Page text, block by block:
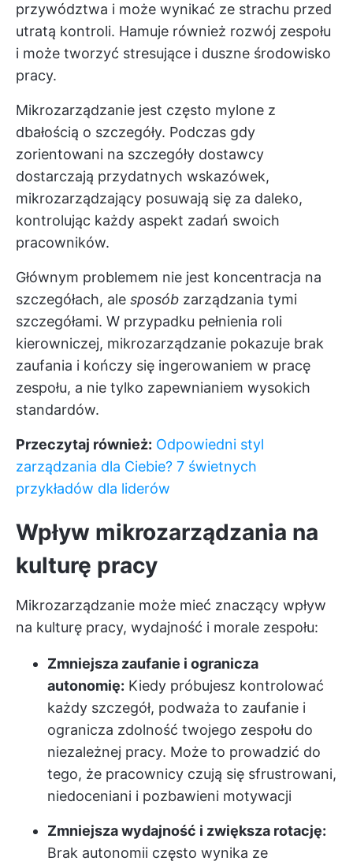
przywództwa i może wynikać ze strachu przed
utratą kontroli. Hamuje również rozwój zespołu
i może tworzyć stresujące i duszne środowisko
pracy.
Mikrozarządzanie jest często mylone z
dbałością o szczegóły. Podczas gdy
zorientowani na szczegóły dostawcy
dostarczają przydatnych wskazówek,
mikrozarządzający posuwają się za daleko,
kontrolując każdy aspekt zadań swoich
pracowników.
Głównym problemem nie jest koncentracja na
szczegółach, ale sposób zarządzania tymi
szczegółami. W przypadku pełnienia roli
kierowniczej, mikrozarządzanie pokazuje brak
zaufania i kończy się ingerowaniem w pracę
zespołu, a nie tylko zapewnianiem wysokich
standardów.
Przeczytaj również: Odpowiedni styl
zarządzania dla Ciebie? 7 świetnych
przykładów dla liderów
Wpływ mikrozarządzania na
kulturę pracy
Mikrozarządzanie może mieć znaczący wpływ
na kulturę pracy, wydajność i morale zespołu:
Zmniejsza zaufanie i ogranicza
autonomię: Kiedy próbujesz kontrolować
każdy szczegół, podważa to zaufanie i
ogranicza zdolność twojego zespołu do
niezależnej pracy. Może to prowadzić do
tego, że pracownicy czują się sfrustrowani,
niedoceniani i pozbawieni motywacji
Zmniejsza wydajność i zwiększa rotację:
Brak autonomii często wynika ze